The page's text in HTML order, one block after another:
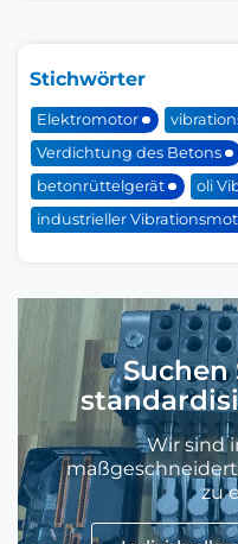
Stichwörter
Elektromotor
Verdichtung des Betons
betonrüttelgerät
oli
industrieller
Suchen
Wir sind
zu